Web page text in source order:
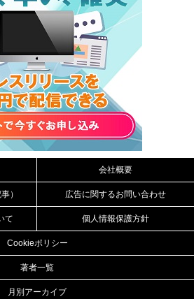
会社概要
） 広告に関するお問い合わせ
て 個人情報保護方針
Cookieポリシー
著者一覧
月別アーカイブ